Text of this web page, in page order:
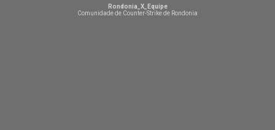
Rondonia_X_Equipe
Comunidade de Counter-Strike de Rondonia